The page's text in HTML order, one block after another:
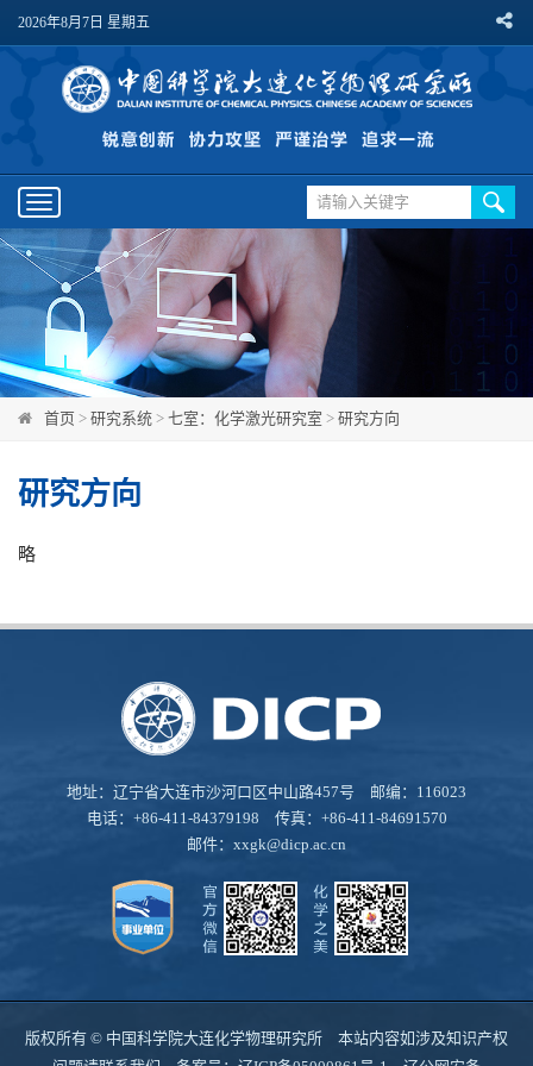
2026年8月7日 星期五
Toggle
navigation
首页 > 研究系统 > 七室：化学激光研究室 > 研究方向
研究方向
略
地址：辽宁省大连市沙河口区中山路457号 邮编：116023
电话：+86-411-84379198 传真：+86-411-84691570
邮件： xxgk@dicp.ac.cn
版权所有 © 中国科学院大连化学物理研究所 本站内容如涉及知识产权